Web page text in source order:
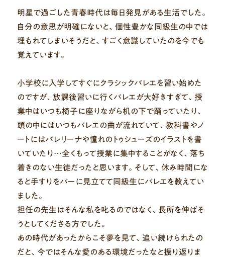
明星で過ごした青春時代は毎日発見がある生活でした。
自分の意思が明確にないと、個性豊かな同級生の中では
埋もれてしまいそうだと、すごく意識していたのを今でも
覚えています。
小学校に入学してすぐにクラシックバレエを習い始めた
のですが、放課後習いに行くバレエが大好きすぎて、授
業中はいつも椅子に座りながら机の下で踊っていたり、
頭の中にはいつもバレエの曲が流れていて、教科書やノ
ートにはバレリーナや憧れのトゥシューズのイラストを書
いていたり…全くもって授業に集中することがなく、落ち
着きのない生徒だったと思います。そして、休み時間にな
ると手すりをバーに見立てて同級生にバレエを教えてい
ました。
担任の先生はそんな私を叱るのではなく、長所を伸ばそ
うとしてくださる方でした。
あの時代があったからこそ夢を見て、追い続けられたの
だと、今ではそんな愛のある環境だったなと振り返りま